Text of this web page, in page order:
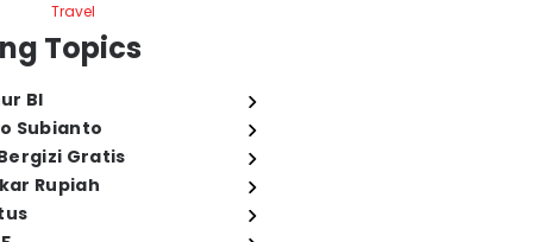
Travel
Topics
BI
Subianto
Gratis
Rupiah